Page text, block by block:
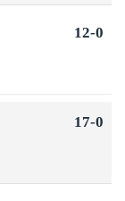
12-0
17-0